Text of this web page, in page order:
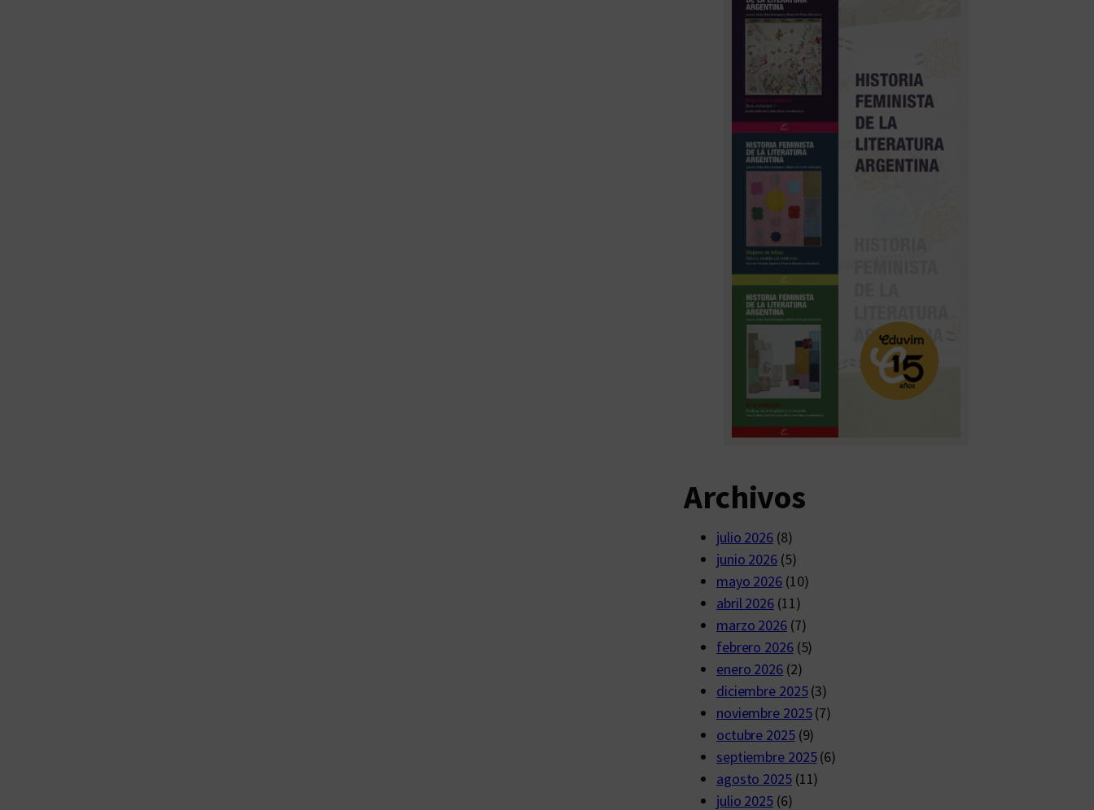
Archivos
julio 2026(8)
junio 2026(5)
mayo 2026 (10)
abril 2026(11)
marzo 2026(7)
febrero 2026(5)
enero 2026(2)
diciembre 2025(3)
noviembre 2025(7)
octubre 2025(9)
septiembre 2025(6)
agosto 2025(11)
julio 2025(6)